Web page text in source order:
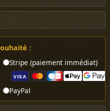
:
Stripe (paiement immédiat)
VISA
PayPal